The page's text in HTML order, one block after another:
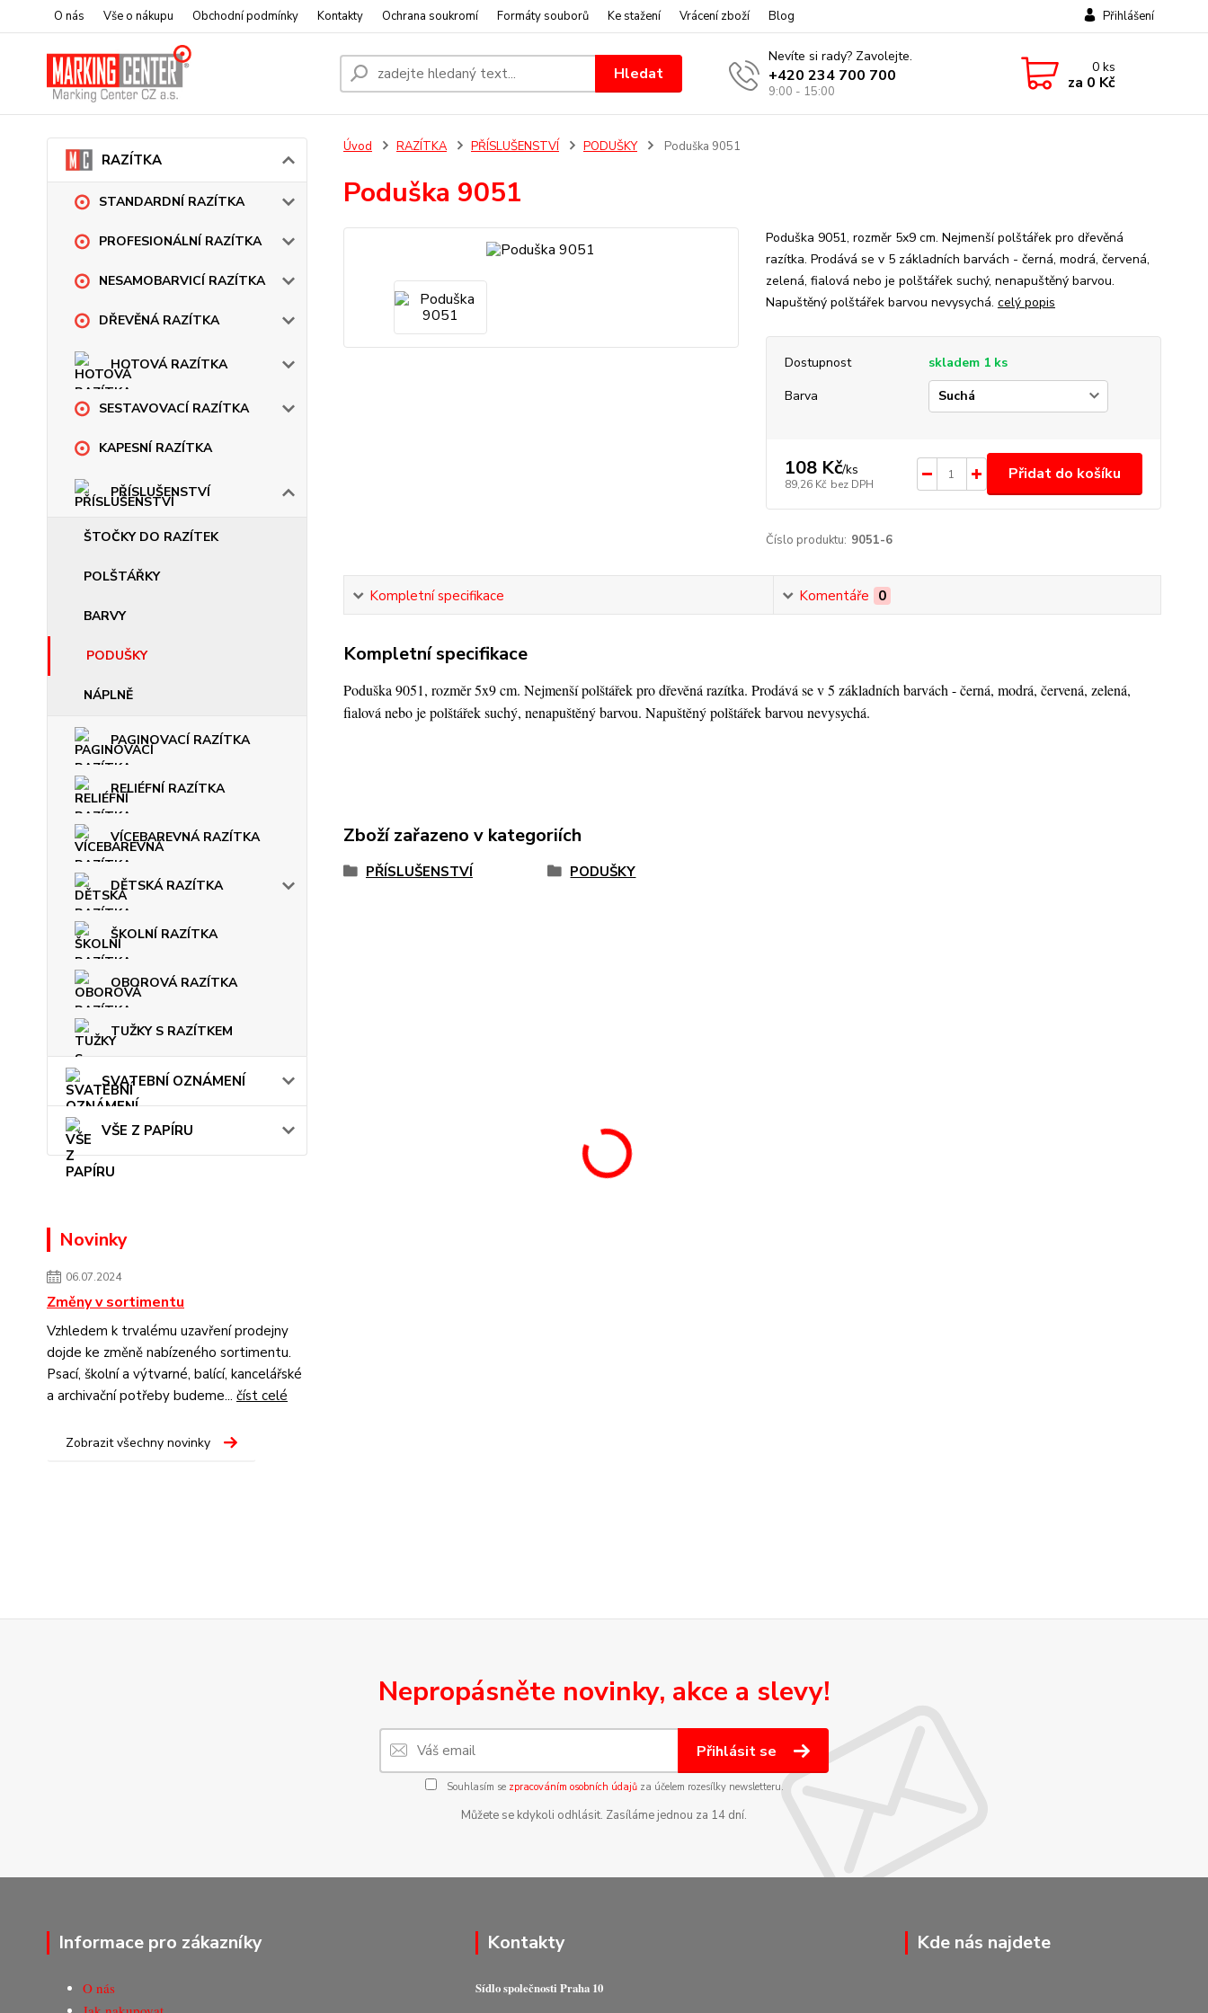
O nás Vše o nákupu Obchodní podmínky Kontakty Ochrana soukromí Formáty souborů Ke stažení Vrácení zboží Blog Přihlášení
Hledat
Nevíte si rady? Zavolejte.
+420 234 700 700
9:00 - 15:00
0ks
za 0 Kč
RAZÍTKA
STANDARDNÍ RAZÍTKA
PROFESIONÁLNÍ RAZÍTKA
NESAMOBARVICÍ RAZÍTKA
DŘEVĚNÁ RAZÍTKA
HOTOVÁ RAZÍTKA
SESTAVOVACÍ RAZÍTKA
KAPESNÍ RAZÍTKA
PŘÍSLUŠENSTVÍ
ŠTOČKY DO RAZÍTEK
POLŠTÁŘKY
BARVY
PODUŠKY
NÁPLNĚ
PAGINOVACÍ RAZÍTKA
RELIÉFNÍ RAZÍTKA
VÍCEBAREVNÁ RAZÍTKA
DĚTSKÁ RAZÍTKA
ŠKOLNÍ RAZÍTKA
OBOROVÁ RAZÍTKA
TUŽKY S RAZÍTKEM
SVATEBNÍ OZNÁMENÍ
VŠE Z PAPÍRU
Novinky
06.07.2024
Změny v sortimentu
Vzhledem k trvalému uzavření prodejny
dojde ke změně nabízeného sortimentu.
Psací, školní a výtvarné, balící, kancelářské
a archivační potřeby budeme... číst celé
Zobrazit všechny novinky
Úvod RAZÍTKA PŘÍSLUŠENSTVÍ PODUŠKY Poduška 9051
Poduška 9051
Poduška 9051, rozměr 5x9 cm. Nejmenší polštářek pro dřevěná
razítka. Prodává se v 5 základních barvách - černá, modrá, červená,
zelená, fialová nebo je polštářek suchý, nenapuštěný barvou.
Napuštěný polštářek barvou nevysychá. celý popis
Dostupnost
skladem 1 ks
Barva
108 Kč/ks
89,26 Kč bez DPH
Přidat do košíku
Číslo produktu: 9051-6
Kompletní specifikace Komentáře 0
Kompletní specifikace
Poduška 9051, rozměr 5x9 cm. Nejmenší polštářek pro dřevěná razítka. Prodává se v 5 základních barvách - černá, modrá, červená, zelená,
fialová nebo je polštářek suchý, nenapuštěný barvou. Napuštěný polštářek barvou nevysychá.
Zboží zařazeno v kategoriích
PŘÍSLUŠENSTVÍ PODUŠKY
Nepropásněte novinky, akce a slevy!
Přihlásit se
Souhlasím se zpracováním osobních údajůza účelem rozesílky newsletteru.
Můžete se kdykoli odhlásit. Zasíláme jednou za 14 dní.
Informace pro zákazníky
O nás
Kontakty
Sídlo společnosti Praha 10
Kde nás najdete